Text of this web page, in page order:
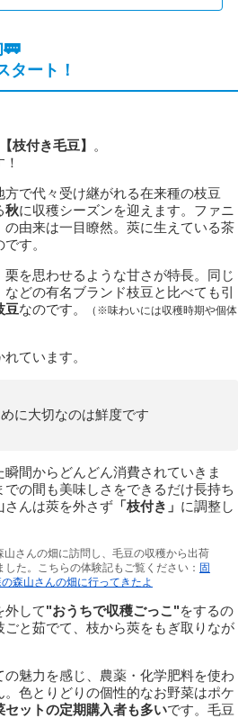
🚃
タート！
【枝付き毛豆】
。
方で代々受け継がれる在来種の枝豆
秋に収穫シーズンを迎えます。ファニ
由来は一目瞭然。莢に生えている茶
です。
を思わせるような甘さが特長。同じ
どの有名ブランド枝豆と比べても引
豆なのです。
（※味わいには収穫時期や個体
ています。
に大切なのは鮮度です
間からどんどん消費されていきま
の間も美味しさをできるだけ長持ち
さんは莢を外さず 「枝付き」 に調整し
さんの畑に訪問し、毛豆の収穫から出荷
た。こちらの体験記もご覧ください： 固
森山さんの畑に行ってきたよ
外して"おうちで収穫ごっこ"をするの
ごと茹でて、枝から莢をもぎ取りなが
魅力を感じ、農薬・化学肥料を使わ
色とりどりの個性的なお野菜はポケ
セットの定期購入者も多いです。毛豆